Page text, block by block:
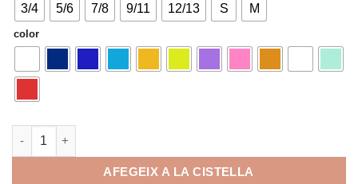
3/4 5/6 7/8 9/11 12/13 S M
color
quantitat de Cangur
AFEGEIX A LA CISTELLA